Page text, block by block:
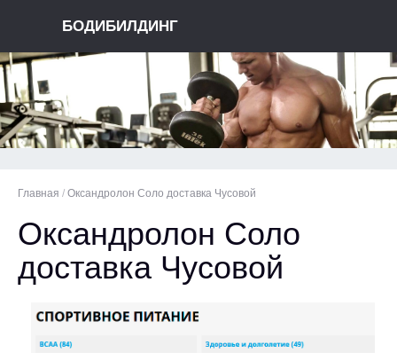
БОДИБИЛДИНГ
Главная / Оксандролон Соло доставка Чусовой
Оксандролон Соло
доставка Чусовой